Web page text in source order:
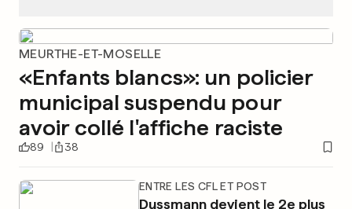
MEURTHE-ET-MOSELLE
«Enfants blancs»: un policier
municipal suspendu pour
avoir collé l'affiche raciste
89 38
ENTRE LES CFL ET POST
Dussmann devient le 2e plus